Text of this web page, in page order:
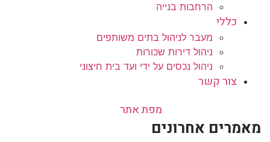
הרחבות בנייה
כללי
מעבר לניהול בתים משותפים
ניהול דירות שכורות
ניהול נכסים על ידי ועד בית חיצוני
צור קשר
מפת אתר
מאמרים אחרונים